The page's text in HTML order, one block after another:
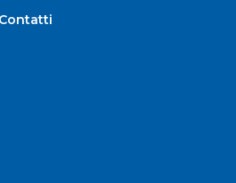
Contatti